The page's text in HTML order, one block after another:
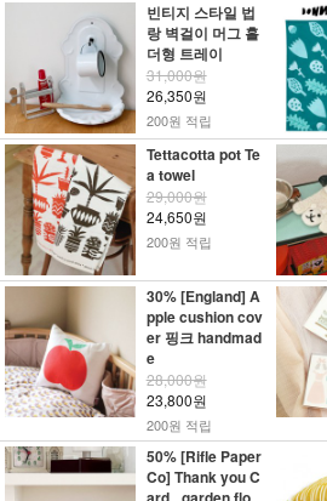
빈티지 스타일 법
랑 벽걸이 머그 홀
더형 트레이
31,000원
26,350원
200원 적립
Tettacotta pot Te
a towel
29,000원
24,650원
200원 적립
30% [England] A
pple cushion cov
er 핑크 handmad
e
28,000원
23,800원
200원 적립
50% [Rifle Paper
Co] Thank you C